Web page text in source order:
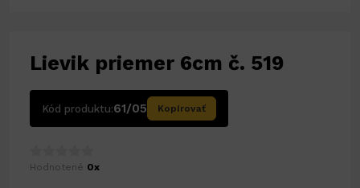
Lievik priemer 6cm č. 519
Kód produktu:61/05 Kopírovať
Hodnotené 0x